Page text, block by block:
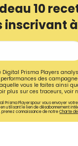
10
inscrivant
Digital Prisma Players
des
vous le faites ainsi
plus sur ces traceurs, voir
Prisma Playerspour vous envoyer
utilisant le lien de désabonnement
prenez connaissance de notreCharte